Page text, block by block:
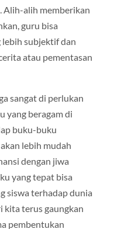
Alih-alih memberikan
guru bisa
lebih subjektif dan
atau pementasan
sangat di perlukan
yang beragam di
buku-buku
lebih mudah
dengan jiwa
yang tepat bisa
siswa terhadap dunia
kita terus gaungkan
pembentukan